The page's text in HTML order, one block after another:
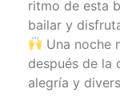
ritmo de esta
bailar y
Una noche
después de la
alegría y